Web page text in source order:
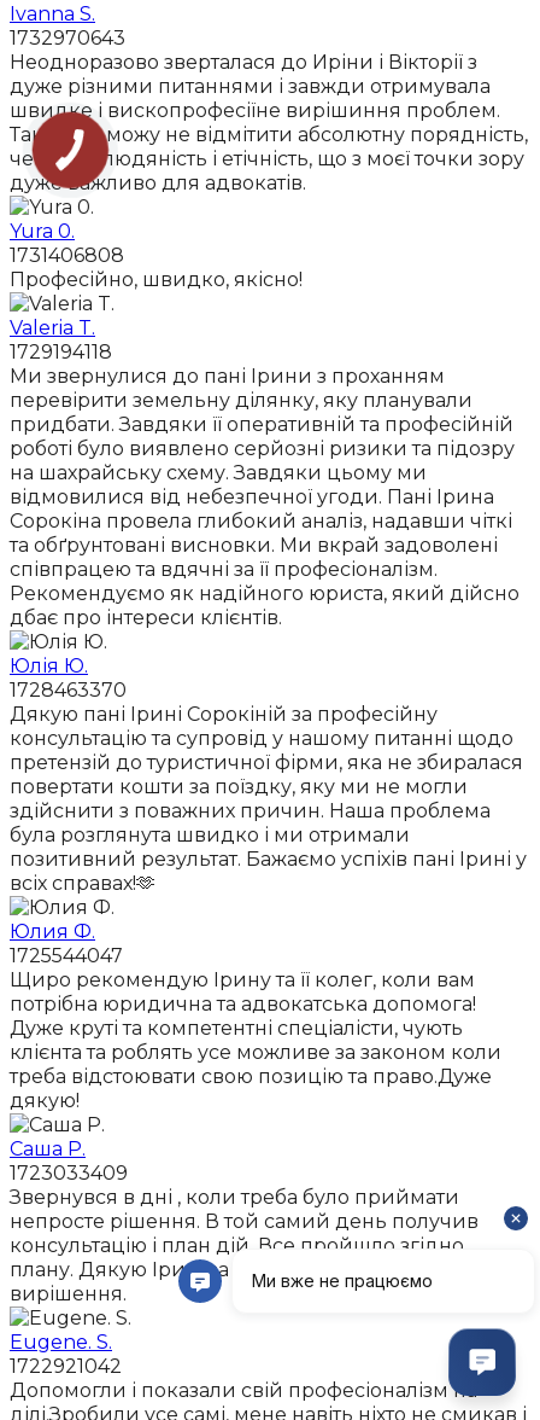
Ivanna S.
1732970643
Неодноразово зверталася до Иріни і Вікторії з
дуже різними питаннями і завжди отримувала
швидке і вископрофесіїне вирішиння проблем.
Також не можу не відмітити абсолютну порядність,
чесність, людяність і етічність, що з моєї точки зору
дуже важливо для адвокатів.
Yura 0.
1731406808
Професійно, швидко, якісно!
Valeria T.
1729194118
Ми звернулися до пані Ірини з проханням
перевірити земельну ділянку, яку планували
придбати. Завдяки її оперативній та професійній
роботі було виявлено серйозні ризики та підозру
на шахрайську схему. Завдяки цьому ми
відмовилися від небезпечної угоди. Пані Ірина
Сорокіна провела глибокий аналіз, надавши чіткі
та обґрунтовані висновки. Ми вкрай задоволені
співпрацею та вдячні за її професіоналізм.
Рекомендуємо як надійного юриста, який дійсно
дбає про інтереси клієнтів.
Юлія Ю.
1728463370
Дякую пані Ірині Сорокіній за професійну
консультацію та супровід у нашому питанні щодо
претензій до туристичної фірми, яка не збиралася
повертати кошти за поїздку, яку ми не могли
здійснити з поважних причин. Наша проблема
була розглянута швидко і ми отримали
позитивний результат. Бажаємо успіхів пані Ірині у
всіх справах!🫶
Юлия Ф.
1725544047
Щиро рекомендую Ірину та її колег, коли вам
потрібна юридична та адвокатська допомога!
Дуже круті та компетентні спеціалісти, чують
клієнта та роблять усе можливе за законом коли
треба відстоювати свою позицію та право.Дуже
дякую!
Саша Р.
1723033409
Звернувся в дні , коли треба було приймати
непросте рішення. В той самий день получив
консультацію і план дій. Все пройшло згідно
плану. Дякую Ірині за розуміння моєї проблеми і її
вирішення.
Eugene. S.
1722921042
Допомогли і показали свій професіоналізм на
ділі.Зробили усе самі, мене навіть ніхто не смикав і